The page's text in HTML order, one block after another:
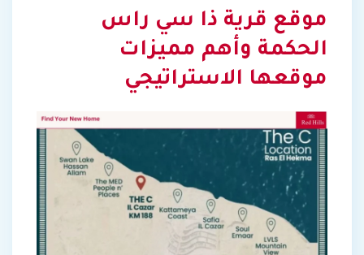
موقع قرية ذا سي راس
الحكمة وأهم مميزات
موقعها الاستراتيجي